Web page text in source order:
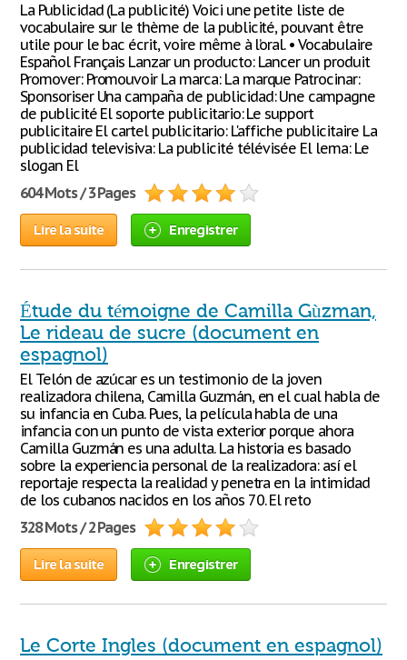
La Publicidad (La publicité) Voici une petite liste de
vocabulaire sur le thème de la publicité, pouvant être
utile pour le bac écrit, voire même à l’oral. • Vocabulaire
Español Français Lanzar un producto: Lancer un produit
Promover: Promouvoir La marca: La marque Patrocinar:
Sponsoriser Una campaña de publicidad: Une campagne
de publicité El soporte publicitario: Le support
publicitaire El cartel publicitario: L'affiche publicitaire La
publicidad televisiva: La publicité télévisée El lema: Le
slogan El
604 Mots / 3 Pages
Lire la suite Enregistrer
Étude du témoigne de Camilla Gùzman,
Le rideau de sucre (document en
espagnol)
El Telón de azúcar es un testimonio de la joven
realizadora chilena, Camilla Guzmán, en el cual habla de
su infancia en Cuba. Pues, la película habla de una
infancia con un punto de vista exterior porque ahora
Camilla Guzmán es una adulta. La historia es basado
sobre la experiencia personal de la realizadora: así el
reportaje respecta la realidad y penetra en la intimidad
de los cubanos nacidos en los años 70. El reto
328 Mots / 2 Pages
Lire la suite Enregistrer
Le Corte Ingles (document en espagnol)